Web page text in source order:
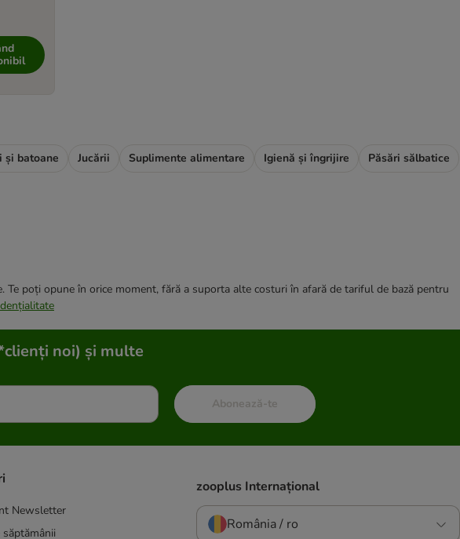
și batoane Jucării Suplimente alimentare Igienă și îngrijire
Păsări sălbatice
poți opune în orice moment, fără a suporta alte costuri în afară de tariful de bază pentru
noi) și multe
Abonează-te
Newsletter
zooplus Internațional
România / ro